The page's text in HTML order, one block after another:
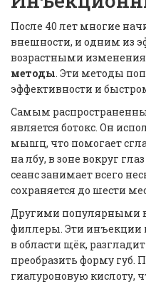
После 40 лет многие
внешности, и одним из
возрастными
методы. Эти методы
эффективности и
Самым
является ботокс. Он
мышц, что помогает
на лбу, в зоне вокруг
сеанс занимает всего
сохраняется до шести
Другими популярными
филлеры. Эти инъекции
в области щёк,
преобразить форму губ.
гиалуроновую кислоту,